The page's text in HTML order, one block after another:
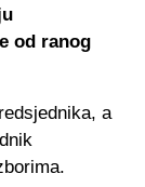
od ranog
a